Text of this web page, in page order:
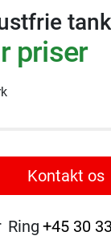
priser
Kontakt os
Ring +45 30